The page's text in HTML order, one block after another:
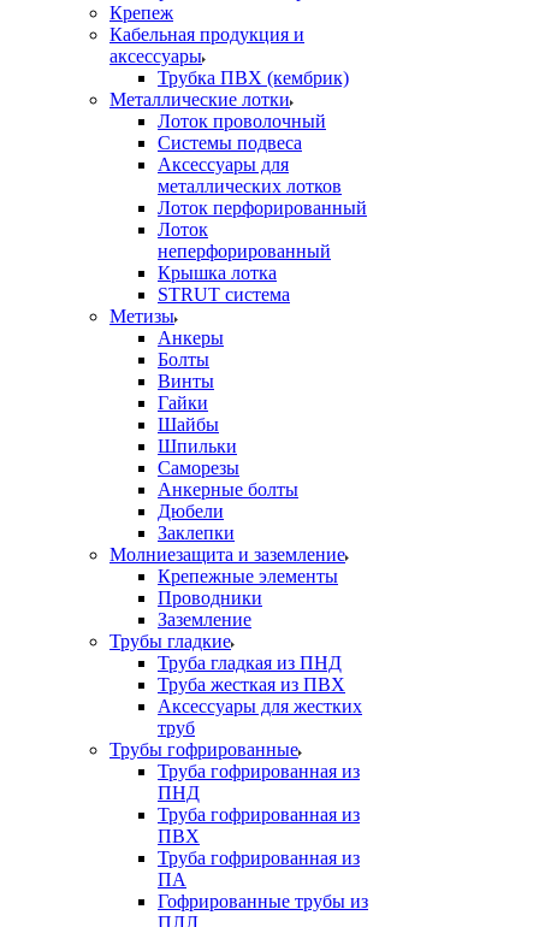
Крепеж
Кабельная продукция и
аксессуары
Трубка ПВХ (кембрик)
Металлические лотки
Лоток проволочный
Системы подвеса
Аксессуары для
металлических лотков
Лоток перфорированный
Лоток
неперфорированный
Крышка лотка
STRUT система
Метизы
Анкеры
Болты
Винты
Гайки
Шайбы
Шпильки
Саморезы
Анкерные болты
Дюбели
Заклепки
Молниезащита и заземление
Крепежные элементы
Проводники
Заземление
Трубы гладкие
Труба гладкая из ПНД
Труба жесткая из ПВХ
Аксессуары для жестких
труб
Трубы гофрированные
Труба гофрированная из
ПНД
Труба гофрированная из
ПВХ
Труба гофрированная из
ПА
Гофрированные трубы из
ПЛЛ